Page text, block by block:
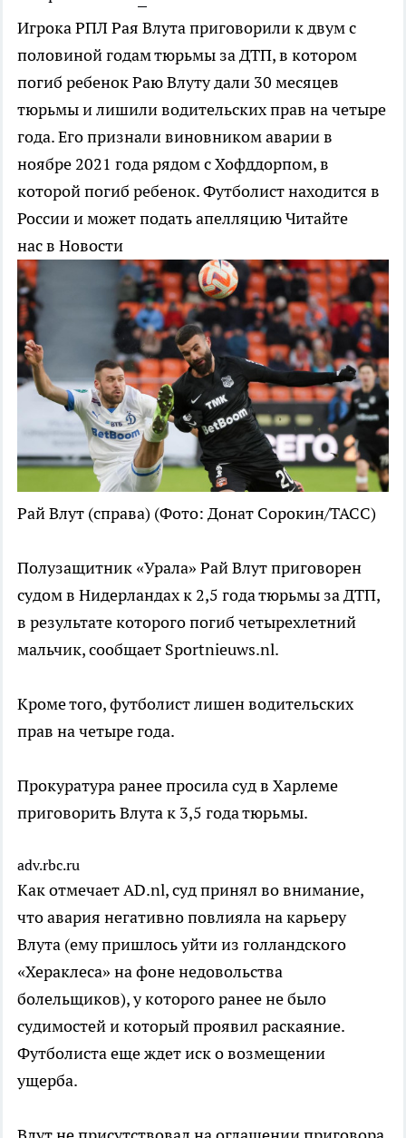
Игрока РПЛ Рая Влута приговорили к двум с
половиной годам тюрьмы за ДТП, в котором
погиб ребенокРаю Влуту дали 30 месяцев
тюрьмы и лишили водительских прав на четыре
года. Его признали виновником аварии в
ноябре 2021 года рядом с Хофддорпом, в
которой погиб ребенок. Футболист находится в
России и может подать апелляциюЧитайте
нас в Новости
Рай Влут (справа) (Фото: Донат Сорокин/ТАСС)
Полузащитник «Урала» Рай Влут приговорен
судом в Нидерландах к 2,5 года тюрьмы за ДТП,
в результате которого погиб четырехлетний
мальчик, сообщает Sportnieuws.nl.
Кроме того, футболист лишен водительских
прав на четыре года.
Прокуратура ранее просила суд в Харлеме
приговорить Влута к 3,5 года тюрьмы.
adv.rbc.ru
Как отмечает AD.nl, суд принял во внимание,
что авария негативно повлияла на карьеру
Влута (ему пришлось уйти из голландского
«Хераклеса» на фоне недовольства
болельщиков), у которого ранее не было
судимостей и который проявил раскаяние.
Футболиста еще ждет иск о возмещении
ущерба.